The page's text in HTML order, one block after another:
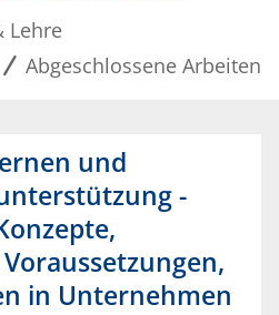
Lehre
Abgeschlossene Arbeiten
und
-
in Unternehmen